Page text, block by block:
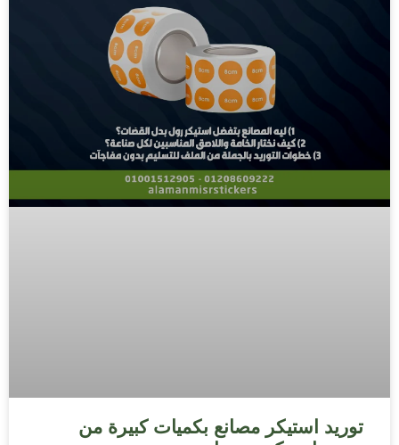
توريد استيكر مصانع بكميات كبيرة من